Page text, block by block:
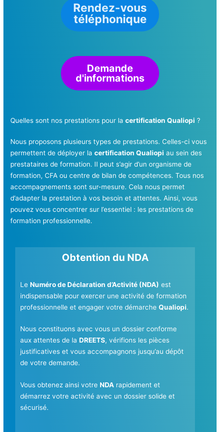
Rendez-vous
téléphonique
Demande
d'informations
Quelles sont nos prestations pour lacertification Qualiopi ?
Nous proposons plusieurs types de prestations. Celles-ci vous
permettent de déployer lacertification Qualiopi au sein des
prestataires de formation. Il peut s’agir d’un organisme de
formation, CFA ou centre de bilan de compétences. Tous nos
accompagnements sont sur-mesure. Cela nous permet
d’adapter la prestation à vos besoin et attentes. Ainsi, vous
pouvez vous concentrer sur l’essentiel : les prestations de
formation professionnelle.
Obtention du NDA
LeNuméro de Déclaration d’Activité (NDA) est
indispensable pour exercer une activité de formation
professionnelle et engager votre démarcheQualiopi.
Nous constituons avec vous un dossier conforme
aux attentes de laDREETS, vérifions les pièces
justificatives et vous accompagnons jusqu’au dépôt
de votre demande.
Vous obtenez ainsi votreNDA rapidement et
démarrez votre activité avec un dossier solide et
sécurisé.